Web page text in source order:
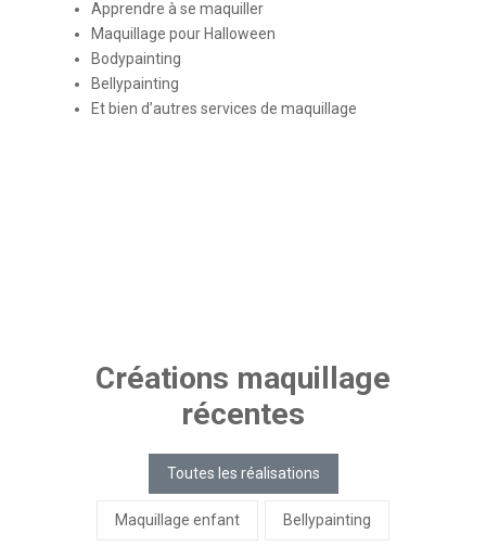
Apprendre à se maquiller
Maquillage pour Halloween
Bodypainting
Bellypainting
Et bien d’autres services de maquillage
Créations maquillage
récentes
Toutes les réalisations
Maquillage enfant Bellypainting